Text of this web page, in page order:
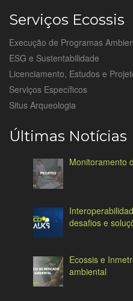
Serviços Ecossis
Execução de Programas
ESG e Sustentabilidade
Licenciamento, Estudos e
Serviços Específicos
Situs Arqueologia
Últimas Notícias
Monitoramento
desafios e
Ecossis e
ambiental